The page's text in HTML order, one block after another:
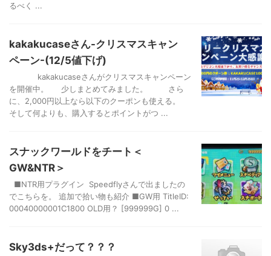
るべく ...
kakakucaseさん-クリスマスキャン
ペーン-(12/5値下げ)
kakakucaseさんがクリスマスキャンペーン
を開催中。 少しまとめてみました。 さら
に、2,000円以上なら以下のクーポンも使える。
そして何よりも、購入するとポイントがつ ...
スナックワールドをチート＜
GW&NTR＞
■NTR用プラグイン Speedflyさんで出ましたの
でこちらを。 追加で拾い物も紹介 ■GW用 TitleID:
00040000001C1800 OLD用？ [999999G] 0 ...
Sky3ds+だって？？？